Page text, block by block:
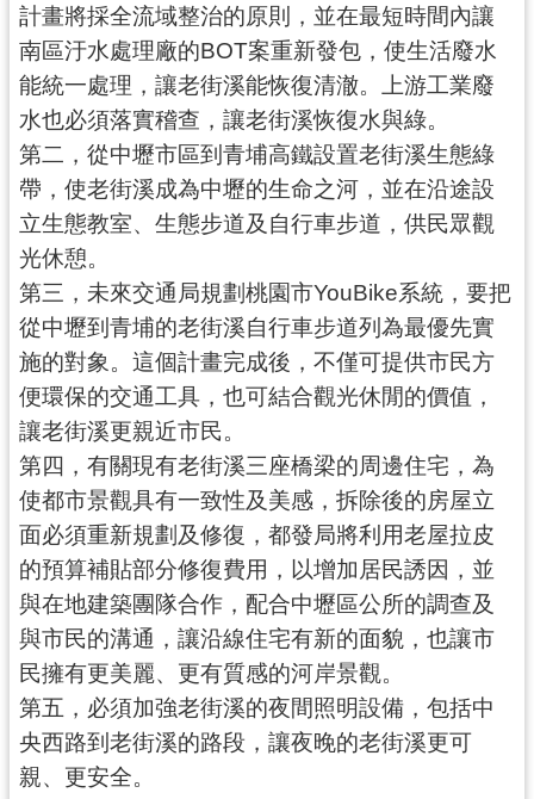
便
民
服
務
政
府
資
訊
公
開
回
首
頁
網
站
導
覽
市
政
信
箱
常
見
計畫將採全流域整治的原則，並在最短時間內讓
南區汙水處理廠的BOT案重新發包，使生活廢水
能統一處理，讓老街溪能恢復清澈。上游工業廢
水也必須落實稽查，讓老街溪恢復水與綠。
第二，從中壢市區到青埔高鐵設置老街溪生態綠
帶，使老街溪成為中壢的生命之河，並在沿途設
立生態教室、生態步道及自行車步道，供民眾觀
光休憩。
第三，未來交通局規劃桃園市YouBike系統，要把
從中壢到青埔的老街溪自行車步道列為最優先實
施的對象。這個計畫完成後，不僅可提供市民方
便環保的交通工具，也可結合觀光休閒的價值，
讓老街溪更親近市民。
第四，有關現有老街溪三座橋梁的周邊住宅，為
使都市景觀具有一致性及美感，拆除後的房屋立
面必須重新規劃及修復，都發局將利用老屋拉皮
的預算補貼部分修復費用，以增加居民誘因，並
與在地建築團隊合作，配合中壢區公所的調查及
與市民的溝通，讓沿線住宅有新的面貌，也讓市
民擁有更美麗、更有質感的河岸景觀。
第五，必須加強老街溪的夜間照明設備，包括中
央西路到老街溪的路段，讓夜晚的老街溪更可
親、更安全。